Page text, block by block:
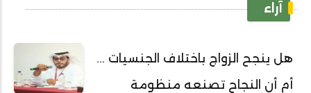
آراء
هل ينجح الزواج باختلاف الجنسيات ...
أم أن النجاح تصنعه منظومة